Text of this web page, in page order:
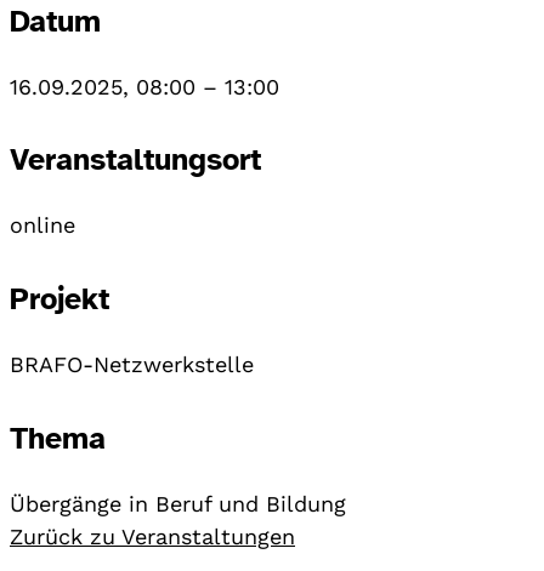
Datum
16.09.2025, 08:00 – 13:00
Veranstaltungsort
online
Projekt
BRAFO-Netzwerkstelle
Thema
Übergänge in Beruf und Bildung
Zurück zu Veranstaltungen